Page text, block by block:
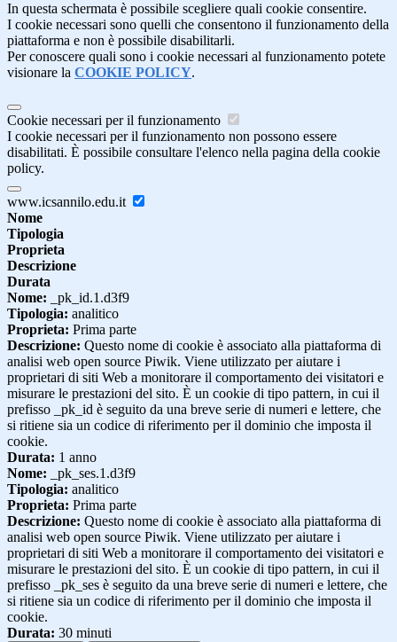
In questa schermata è possibile scegliere quali cookie consentire.
I cookie necessari sono quelli che consentono il funzionamento della
piattaforma e non è possibile disabilitarli.
Per conoscere quali sono i cookie necessari al funzionamento potete
visionare la COOKIE POLICY.
Cookie necessari per il funzionamento
I cookie necessari per il funzionamento non possono essere
disabilitati. È possibile consultare l'elenco nella pagina della cookie
policy.
www.icsannilo.edu.it
Nome
Tipologia
Proprieta
Descrizione
Durata
Nome: _pk_id.1.d3f9
Tipologia: analitico
Proprieta: Prima parte
Descrizione: Questo nome di cookie è associato alla piattaforma di
analisi web open source Piwik. Viene utilizzato per aiutare i
proprietari di siti Web a monitorare il comportamento dei visitatori e
misurare le prestazioni del sito. È un cookie di tipo pattern, in cui il
prefisso _pk_id è seguito da una breve serie di numeri e lettere, che
si ritiene sia un codice di riferimento per il dominio che imposta il
cookie.
Durata: 1 anno
Nome: _pk_ses.1.d3f9
Tipologia: analitico
Proprieta: Prima parte
Descrizione: Questo nome di cookie è associato alla piattaforma di
analisi web open source Piwik. Viene utilizzato per aiutare i
proprietari di siti Web a monitorare il comportamento dei visitatori e
misurare le prestazioni del sito. È un cookie di tipo pattern, in cui il
prefisso _pk_ses è seguito da una breve serie di numeri e lettere, che
si ritiene sia un codice di riferimento per il dominio che imposta il
cookie.
Durata: 30 minuti